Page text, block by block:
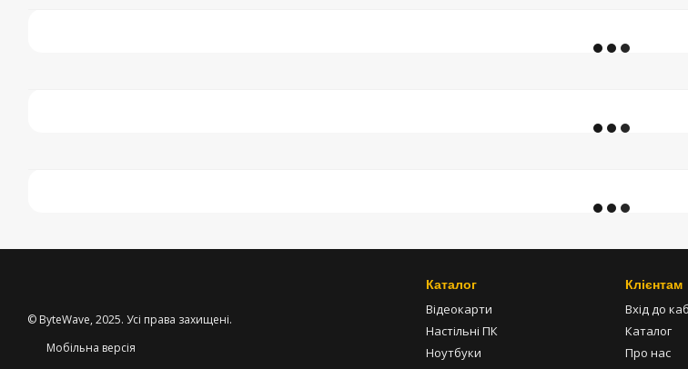
© ByteWave, 2025. Усі права захищені.
Мобільна версія
Каталог
Відеокарти
Настільні ПК
Ноутбуки
Клієнтам
Вхід до
Каталог
Про нас